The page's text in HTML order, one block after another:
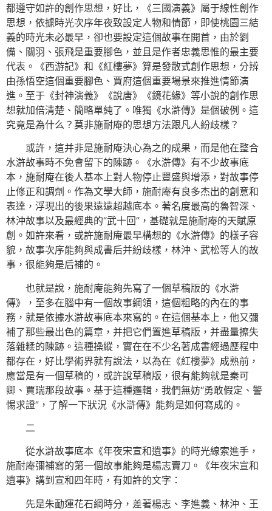
都遵守如許的創作思想，好比，《三國演義》屬于線性創作
思想，依據時光次序年夜致設定人物和情節，即使桃園三結
義的時光未必最早，卻也要設定這個故事在開首，由於劉
備、關羽、張飛是重要腳色，並且是作者忠義思惟的最主要
代表。《西游記》和《紅樓夢》算是發散式創作思想，分辨
由孫悟空這個重要腳色、賈府這個重要場景來推進情節演
進。至于《封神演義》《說唐》《鏡花緣》等小說的創作思
想就加倍清楚、簡略單純了。唯獨《水滸傳》是個破例。這
究竟是為什么？莫非施耐庵的思想方法跟凡人紛歧樣？
或許，這并非是施耐庵決心為之的成果，而是他在整合
水滸故事時不免會留下的陳跡。《水滸傳》有不少故事底
本，施耐庵在後人基本上對人物停止豐盛與增添，對故事停
止修正和調劑。作為文學大師，施耐庵有良多杰出的創意和
表達，浮現出的後果遠遠超越底本。著名度最高的魯智深、
林沖故事以及最經典的“武十回”，基礎就是施耐庵的天賦原
創。如許來看，或許施耐庵最早構想的《水滸傳》的樣子容
貌，故事次序能夠與成書后并紛歧樣，林沖、武松等人的故
事，很能夠是后補的。
也就是說，施耐庵能夠先寫了一個草稿版的《水滸
傳》，至多在腦中有一個故事綱領，這個粗略的內在的事
務，就是依據水滸故事底本來寫的。在這個基本上，他又彌
補了那些最出色的篇章，并把它們置進草稿版，并盡量擦失
落雜糅的陳跡。這種操縱，實在在不少名著成書經過歷程中
都存在，好比學術界就有說法，以為在《紅樓夢》成熟前，
應當是有一個草稿的，或許說草稿版，很有能夠就是秦可
卿、賈瑞那段故事。基于這種邏輯，我們無妨“勇敢假定、警
惕求證”，了解一下狀況《水滸傳》能夠是如何寫成的。
二
從水滸故事底本《年夜宋宣和遺事》的時光線索進手，
施耐庵彌補寫的第一個故事能夠是楊志賣刀。《年夜宋宣和
遺事》講到宣和四年時，有如許的文字：
先是朱勔運花石綱時分，差著楊志、李進義、林沖、王